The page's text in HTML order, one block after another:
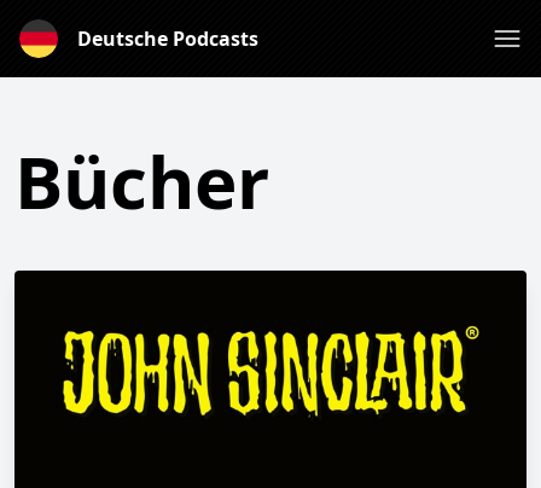
Deutsche Podcasts
Bücher